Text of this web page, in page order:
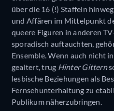
über die 16 (!) Staffeln
und Affären im Mittelpunkt
queere Figuren in anderen
sporadisch auftauchten,
Ensemble. Wenn auch nicht
gealtert, trug Hinter Gittern
lesbische Beziehungen als
Fernsehunterhaltung zu
Publikum näherzubringen.